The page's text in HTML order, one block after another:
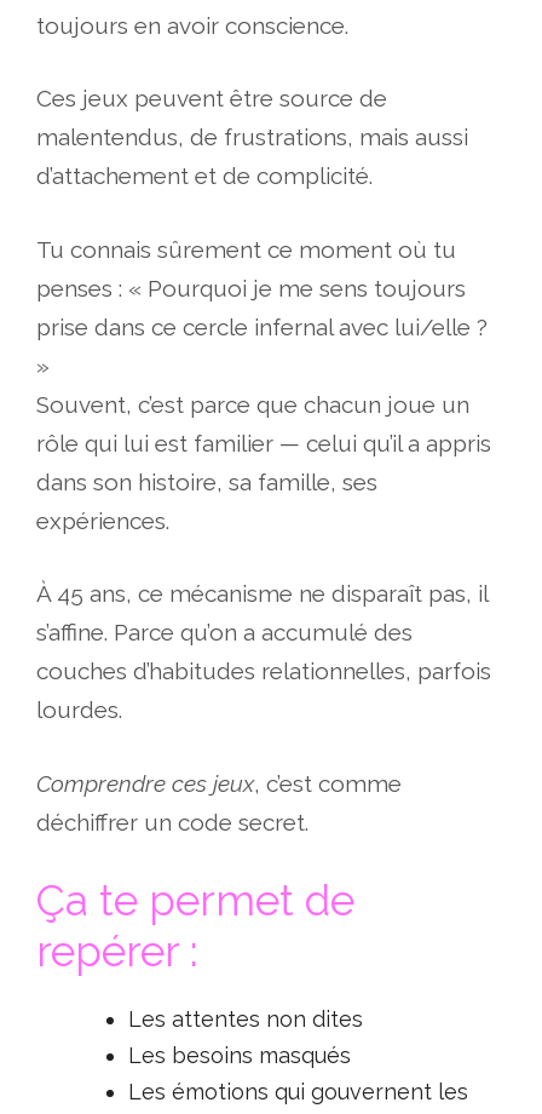
toujours en avoir conscience.
Ces jeux peuvent être source de
malentendus, de frustrations, mais aussi
d’attachement et de complicité.
Tu connais sûrement ce moment où tu
penses : « Pourquoi je me sens toujours
prise dans ce cercle infernal avec lui/elle ?
»
Souvent, c’est parce que chacun joue un
rôle qui lui est familier — celui qu’il a appris
dans son histoire, sa famille, ses
expériences.
À 45 ans, ce mécanisme ne disparaît pas, il
s’affine. Parce qu’on a accumulé des
couches d’habitudes relationnelles, parfois
lourdes.
Comprendre ces jeux, c’est comme
déchiffrer un code secret.
Ça te permet de
repérer :
Les attentes non dites
Les besoins masqués
Les émotions qui gouvernent les